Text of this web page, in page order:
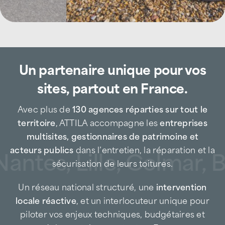
dédiée aux zones d’activités du sud
montpelliérain
ATTILA Montpellier Sud accompagne les
entreprises, gestionnaires de sites
logistiques, acteurs du commerce et de
l’industrie, ainsi que lescollectivités, dans la
gestion technique de leurs toitures
professionnelles .
L’agence intervient notamment sur :
desbâtiments industriels et logistiques
deszones d’activités structurantes,
deslocaux commerciaux et artisanaux,
Un partenaire unique pour vos
sites, partout en France.
Avec plus de130 agences réparties sur tout le
territoire, ATTILA accompagne lesentreprises
multisites, gestionnaires de patrimoine et
acteurs publicsdans l’entretien, la réparation et la
Un réseau national structuré, uneintervention
locale réactive, et un interlocuteur unique pour
Lille, Colmar,